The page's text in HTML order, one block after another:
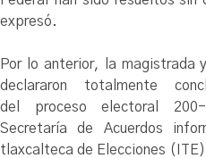
expresó.
Por lo anterior, la magistrada
declararon totalmente
del proceso electoral
Secretaría de Acuerdos
tlaxcalteca de Elecciones